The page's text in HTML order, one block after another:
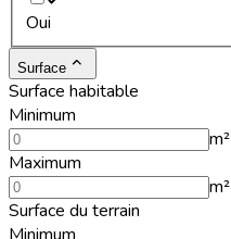
Oui
Surface
Surface habitable
Minimum
m²
Maximum
m²
Surface du terrain